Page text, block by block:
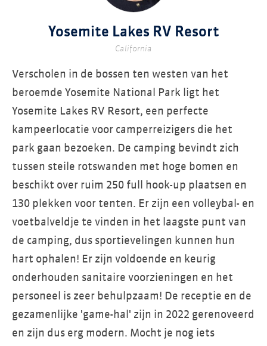
Yosemite Lakes RV Resort
California
Verscholen in de bossen ten westen van het
beroemde Yosemite National Park ligt het
Yosemite Lakes RV Resort, een perfecte
kampeerlocatie voor camperreizigers die het
park gaan bezoeken. De camping bevindt zich
tussen steile rotswanden met hoge bomen en
beschikt over ruim 250 full hook-up plaatsen en
130 plekken voor tenten. Er zijn een volleybal- en
voetbalveldje te vinden in het laagste punt van
de camping, dus sportievelingen kunnen hun
hart ophalen! Er zijn voldoende en keurig
onderhouden sanitaire voorzieningen en het
personeel is zeer behulpzaam! De receptie en de
gezamenlijke 'game-hal' zijn in 2022 gerenoveerd
en zijn dus erg modern. Mocht je nog iets